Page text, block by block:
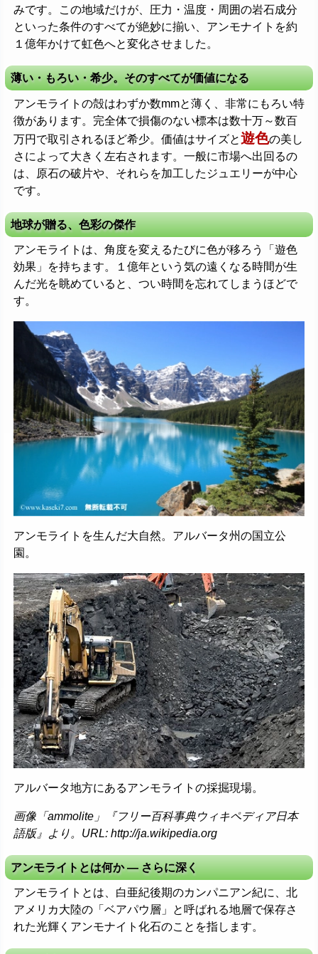
みです。この地域だけが、圧力・温度・周囲の岩石成分
といった条件のすべてが絶妙に揃い、アンモナイトを約
１億年かけて虹色へと変化させました。
薄い・もろい・希少。そのすべてが価値になる
アンモライトの殻はわずか数mmと薄く、非常にもろい特
徴があります。完全体で損傷のない標本は数十万～数百
万円で取引されるほど希少。価値はサイズと遊色の美し
さによって大きく左右されます。一般に市場へ出回るの
は、原石の破片や、それらを加工したジュエリーが中心
です。
地球が贈る、色彩の傑作
アンモライトは、角度を変えるたびに色が移ろう「遊色
効果」を持ちます。１億年という気の遠くなる時間が生
んだ光を眺めていると、つい時間を忘れてしまうほどで
す。
アンモライトを生んだ大自然。アルバータ州の国立公
園。
アルバータ地方にあるアンモライトの採掘現場。
画像「ammolite」『フリー百科事典ウィキペディア日本
語版』より。URL: http://ja.wikipedia.org
アンモライトとは何か ― さらに深く
アンモライトとは、白亜紀後期のカンパニアン紀に、北
アメリカ大陸の「ベアパウ層」と呼ばれる地層で保存さ
れた光輝くアンモナイト化石のことを指します。